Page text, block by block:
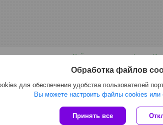
Сайт создан на платформе
Политика обработки файлов
Обработка файлов
для обеспечения удобства пользователей
Вы можете настроить файлы cookies или
Принять все
Dobrabel.by | Пожаловаться на
Select Language ▼